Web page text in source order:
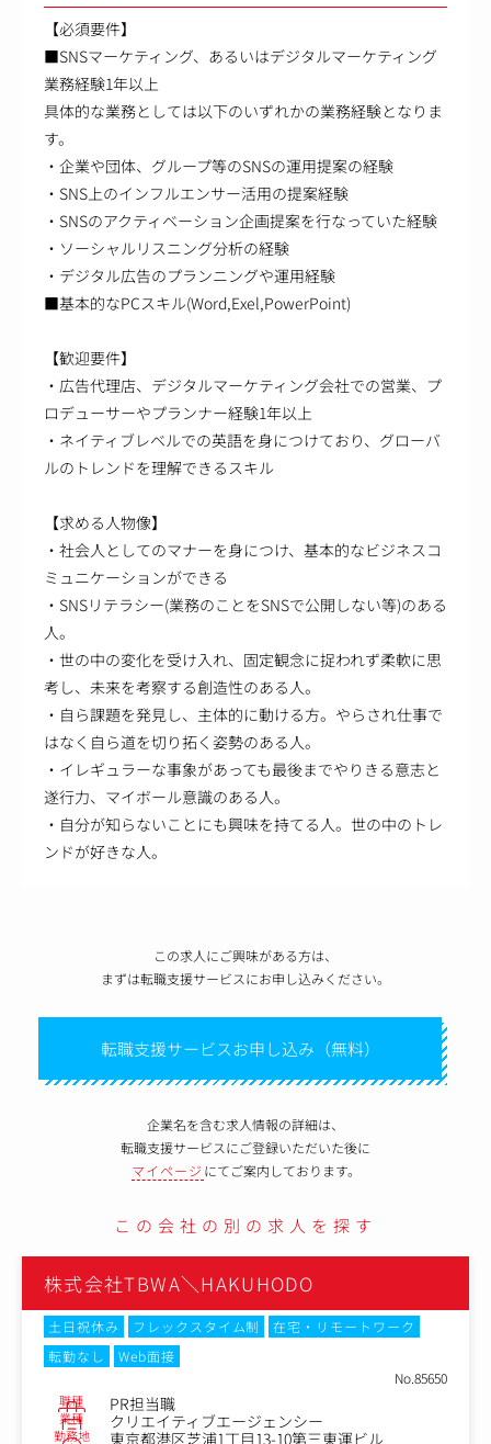
【必須要件】
■SNSマーケティング、あるいはデジタルマーケティング
業務経験1年以上
具体的な業務としては以下のいずれかの業務経験となりま
す。
・企業や団体、グループ等のSNSの運用提案の経験
・SNS上のインフルエンサー活用の提案経験
・SNSのアクティベーション企画提案を行なっていた経験
・ソーシャルリスニング分析の経験
・デジタル広告のプランニングや運用経験
■基本的なPCスキル(Word,Exel,PowerPoint)
【歓迎要件】
・広告代理店、デジタルマーケティング会社での営業、プ
ロデューサーやプランナー経験1年以上
・ネイティブレベルでの英語を身につけており、グローバ
ルのトレンドを理解できるスキル
【求める人物像】
・社会人としてのマナーを身につけ、基本的なビジネスコ
ミュニケーションができる
・SNSリテラシー(業務のことをSNSで公開しない等)のある
人。
・世の中の変化を受け入れ、固定観念に捉われず柔軟に思
考し、未来を考察する創造性のある人。
・自ら課題を発見し、主体的に動ける方。やらされ仕事で
はなく自ら道を切り拓く姿勢のある人。
・イレギュラーな事象があっても最後までやりきる意志と
遂行力、マイボール意識のある人。
・自分が知らないことにも興味を持てる人。世の中のトレ
ンドが好きな人。
この求人にご興味がある方は、
まずは転職支援サービスにお申し込みください。
転職支援サービスお申し込み（無料）
企業名を含む求人情報の詳細は、
転職支援サービスにご登録いただいた後に
マイページ にてご案内しております。
この会社の別の求人を探す
株式会社TBWA＼HAKUHODO
土日祝休み フレックスタイム制
転勤なし
職種 営業職
クリエイティブエージェンシー
勤務地 東京都港区芝浦1丁目13-10第三東運ビル
年収例 1,000万円～1,200万円